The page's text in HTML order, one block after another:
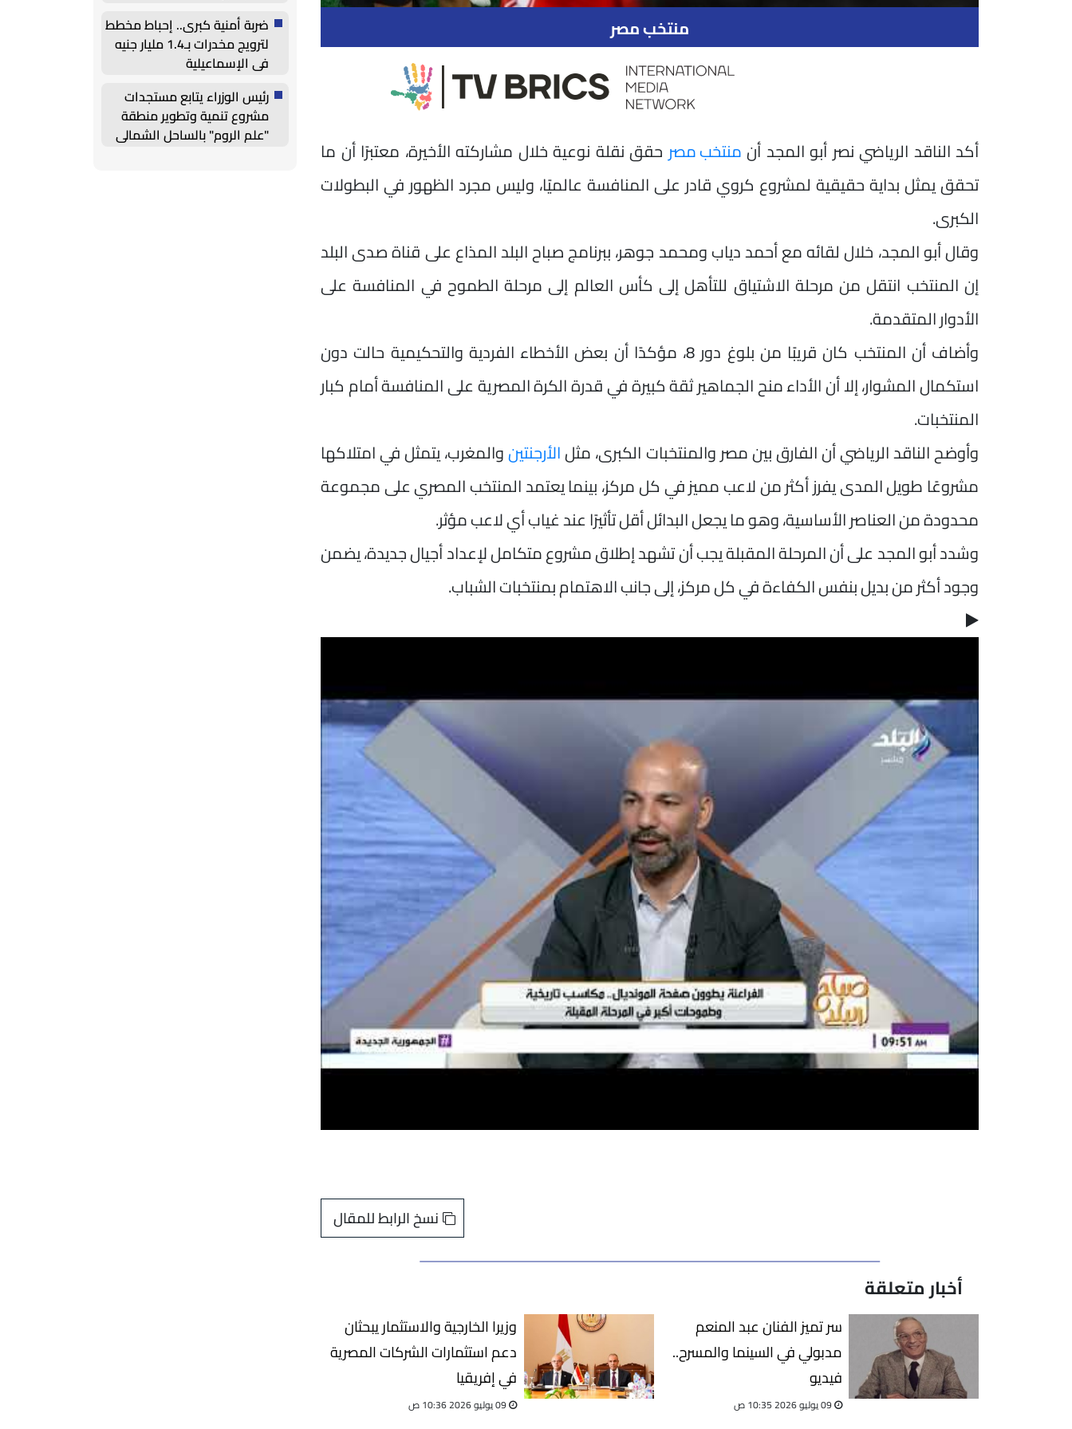
منتخب مصر
أكد الناقد الرياضي نصر أبو المجد أنمنتخب مصر حقق نقلة نوعية خلال مشاركته الأخيرة، معتبرًا أن ما
تحقق يمثل بداية حقيقية لمشروع كروي قادر على المنافسة عالميًا، وليس مجرد الظهور في البطولات
الكبرى.
وقال أبو المجد، خلال لقائه مع أحمد دياب ومحمد جوهر، ببرنامج صباح البلد المذاع على قناة صدى البلد
إن المنتخب انتقل من مرحلة الاشتياق للتأهل إلى كأس العالم إلى مرحلة الطموح في المنافسة على
الأدوار المتقدمة.
وأضاف أن المنتخب كان قريبًا من بلوغ دور 8، مؤكدًا أن بعض الأخطاء الفردية والتحكيمية حالت دون
استكمال المشوار، إلا أن الأداء منح الجماهير ثقة كبيرة في قدرة الكرة المصرية على المنافسة أمام كبار
المنتخبات.
وأوضح الناقد الرياضي أن الفارق بين مصر والمنتخبات الكبرى، مثلالأرجنتينوالمغرب، يتمثل في امتلاكها
مشروعًا طويل المدى يفرز أكثر من لاعب مميز في كل مركز، بينما يعتمد المنتخب المصري على مجموعة
محدودة من العناصر الأساسية، وهو ما يجعل البدائل أقل تأثيرًا عند غياب أي لاعب مؤثر.
وشدد أبو المجد على أن المرحلة المقبلة يجب أن تشهد إطلاق مشروع متكامل لإعداد أجيال جديدة، يضمن
وجود أكثر من بديل بنفس الكفاءة في كل مركز، إلى جانب الاهتمام بمنتخبات الشباب.
نسخ الرابط للمقال
أخبار متعلقة
سر تميز الفنان عبد المنعم
مدبولي في السينما والمسرح..
فيديو
وزيرا الخارجية والاستثمار يبحثان
دعم استثمارات الشركات المصرية
في إفريقيا
09 يوليو 2026 10:36 ص
ضربة أمنية كبرى.. إحباط مخطط
لترويج مخدرات بـ1.4 مليار جنيه
في الإسماعيلية
رئيس الوزراء يتابع مستجدات
مشروع تنمية وتطوير منطقة
"علم الروم" بالساحل الشمالي